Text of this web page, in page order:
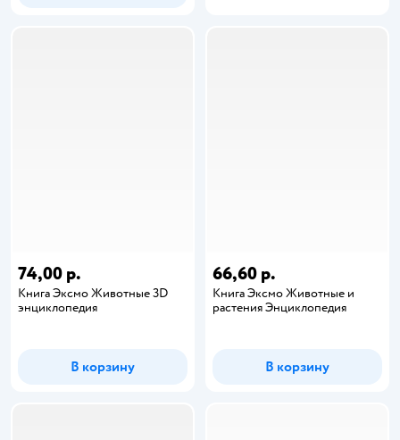
74,00 р.
Книга Эксмо Животные 3D
энциклопедия
В корзину
66,60 р.
Книга Эксмо Животные и
растения Энциклопедия
В корзину